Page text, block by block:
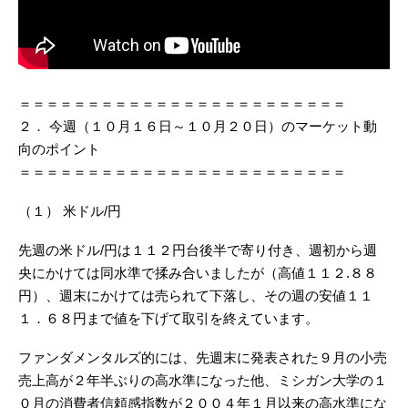
＝＝＝＝＝＝＝＝＝＝＝＝＝＝＝＝＝＝＝＝＝＝＝＝
２． 今週（１０月１６日～１０月２０日）のマーケット動
向のポイント
＝＝＝＝＝＝＝＝＝＝＝＝＝＝＝＝＝＝＝＝＝＝＝＝
（１） 米ドル/円
先週の米ドル/円は１１２円台後半で寄り付き、週初から週
央にかけては同水準で揉み合いましたが（高値１１２.８８
円）、週末にかけては売られて下落し、その週の安値１１
１．６８円まで値を下げて取引を終えています。
ファンダメンタルズ的には、先週末に発表された９月の小売
売上高が２年半ぶりの高水準になった他、ミシガン大学の１
０月の消費者信頼感指数が２００４年１月以来の高水準にな